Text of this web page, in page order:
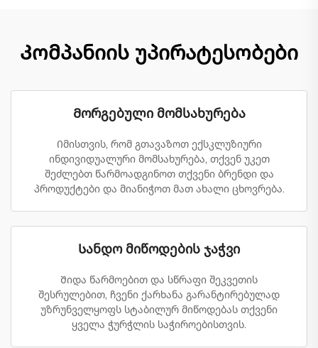
Კომპანიის უპირატესობები
Მორგებული მომსახურება
Იმისთვის, რომ გთავაზოთ ექსკლუზიური
ინდივიდუალური მომსახურება, თქვენ უკეთ
შეძლებთ წარმოადგინოთ თქვენი ბრენდი და
პროდუქტები და მიანიჭოთ მათ ახალი ცხოვრება.
Სანდო მიწოდების ჯაჭვი
Შიდა წარმოებით და სწრაფი შეკვეთის
შესრულებით, ჩვენი ქარხანა გარანტირებულად
უზრუნველყოფს სტაბილურ მიწოდებას თქვენი
ყველა ჭურჭლის საჭიროებისთვის.